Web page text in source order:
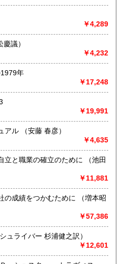
代文献、趣味、外国書、サブ
他）
￥4,289
間論 （戸松慶議）
￥4,232
年
￥17,248
￥19,991
心身障害児の臨床検査マニュアル （安藤 春彦）
￥4,635
職業の確立のために （池田
￥11,881
をつかむために （増本昭
￥57,386
マン・シュライバー 杉浦健之訳）
￥12,601